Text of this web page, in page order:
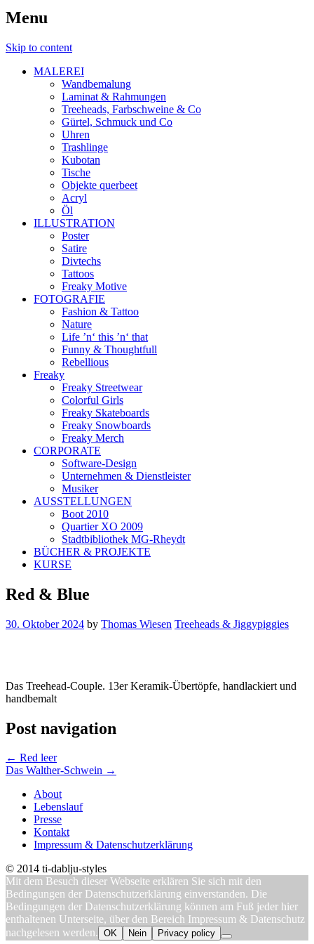
Menu
Skip to content
MALEREI
Wandbemalung
Laminat & Rahmungen
Treeheads, Farbschweine & Co
Gürtel, Schmuck und Co
Uhren
Trashlinge
Kubotan
Tische
Objekte querbeet
Acryl
Öl
ILLUSTRATION
Poster
Satire
Divtechs
Tattoos
Freaky Motive
FOTOGRAFIE
Fashion & Tattoo
Nature
Life ’n‘ this ’n‘ that
Funny & Thoughtfull
Rebellious
Freaky
Freaky Streetwear
Colorful Girls
Freaky Skateboards
Freaky Snowboards
Freaky Merch
CORPORATE
Software-Design
Unternehmen & Dienstleister
Musiker
AUSSTELLUNGEN
Boot 2010
Quartier XO 2009
Stadtbibliothek MG-Rheydt
BÜCHER & PROJEKTE
KURSE
Red & Blue
30. Oktober 2024 by Thomas Wiesen Treeheads & Jiggypiggies
Das Treehead-Couple. 13er Keramik-Übertöpfe, handlackiert und
handbemalt
Post navigation
← Red leer
Das Walther-Schwein →
About
Lebenslauf
Presse
Kontakt
Impressum & Datenschutzerklärung
© 2014 ti-dablju-styles
Mit dem Besuch dieser Webseite erklären Sie sich mit den
Bedingungen der Datenschutzerklärung einverstanden. Die
Bedingungen der Datenschutzerklärung können am Fuß jeder hier
enthaltenen Unterseite, über den Bereich Impressum & Datenschutz
nachgelesen werden. OK Nein Privacy policy